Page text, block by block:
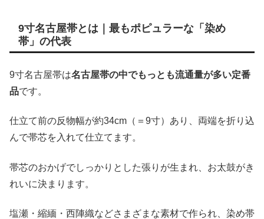
9寸名古屋帯とは｜最もポピュラーな「染め
帯」の代表
9寸名古屋帯は名古屋帯の中でもっとも流通量が多い定番
品です。
仕立て前の反物幅が約34cm（＝9寸）あり、両端を折り込
んで帯芯を入れて仕立てます。
帯芯のおかげでしっかりとした張りが生まれ、お太鼓がき
れいに決まります。
塩瀬・縮緬・西陣織などさまざまな素材で作られ、染め帯